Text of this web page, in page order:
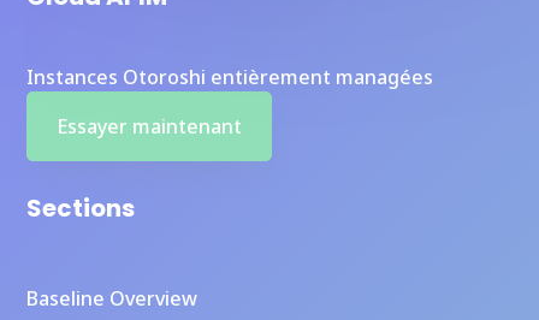
Instances Otoroshi entièrement managées
Essayer maintenant
Sections
Baseline Overview